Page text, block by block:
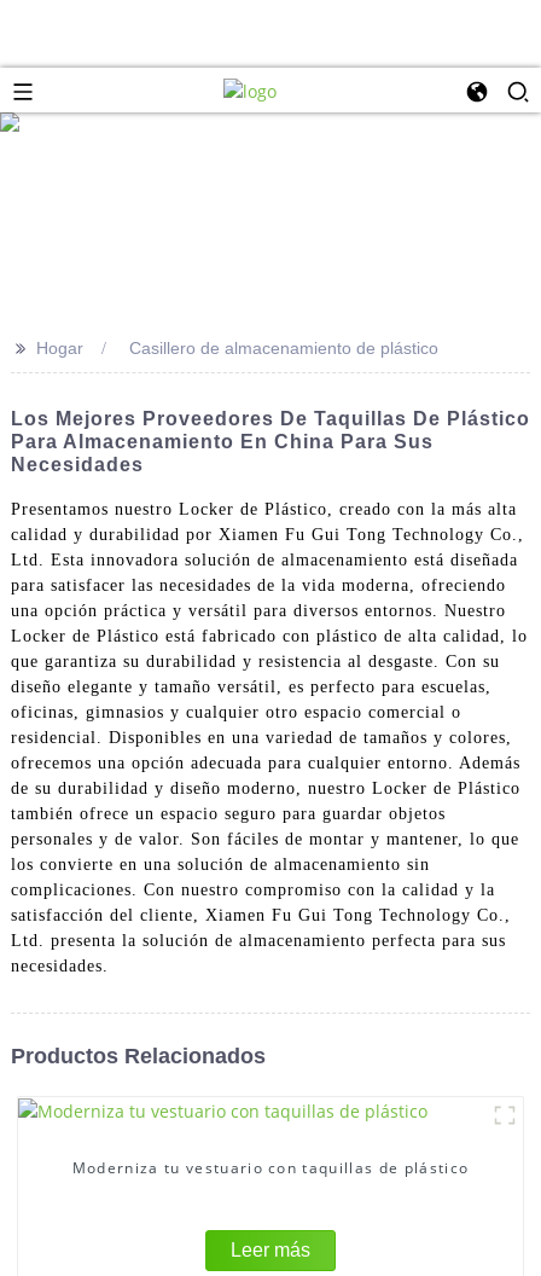
>> Hogar Casillero de almacenamiento de plástico
Los Mejores Proveedores De Taquillas De Plástico
Para Almacenamiento En China Para Sus
Necesidades
Presentamos nuestro Locker de Plástico, creado con la más alta
calidad y durabilidad por Xiamen Fu Gui Tong Technology Co.,
Ltd. Esta innovadora solución de almacenamiento está diseñada
para satisfacer las necesidades de la vida moderna, ofreciendo
una opción práctica y versátil para diversos entornos. Nuestro
Locker de Plástico está fabricado con plástico de alta calidad, lo
que garantiza su durabilidad y resistencia al desgaste. Con su
diseño elegante y tamaño versátil, es perfecto para escuelas,
oficinas, gimnasios y cualquier otro espacio comercial o
residencial. Disponibles en una variedad de tamaños y colores,
ofrecemos una opción adecuada para cualquier entorno. Además
de su durabilidad y diseño moderno, nuestro Locker de Plástico
también ofrece un espacio seguro para guardar objetos
personales y de valor. Son fáciles de montar y mantener, lo que
los convierte en una solución de almacenamiento sin
complicaciones. Con nuestro compromiso con la calidad y la
satisfacción del cliente, Xiamen Fu Gui Tong Technology Co.,
Ltd. presenta la solución de almacenamiento perfecta para sus
necesidades.
Productos Relacionados
Moderniza tu vestuario con taquillas de plástico
Leer más